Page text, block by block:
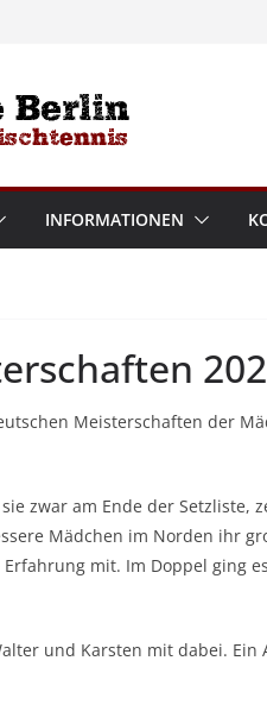
INFORMATIONEN
Meisterschaften der
zwar am Ende der
Mädchen im Norden ihr
mit. Im Doppel ging
und Karsten mit dabei.